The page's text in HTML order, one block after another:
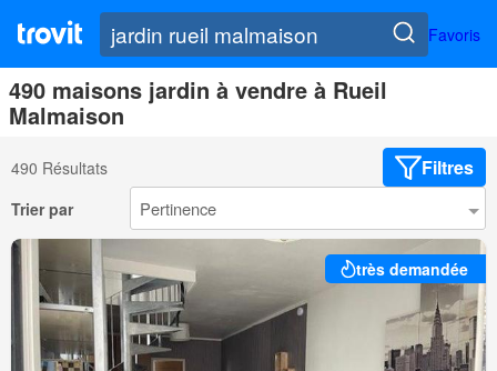
Favoris
490 maisons jardin à vendre à Rueil
Malmaison
490 Résultats Filtres
Trier par
très demandée